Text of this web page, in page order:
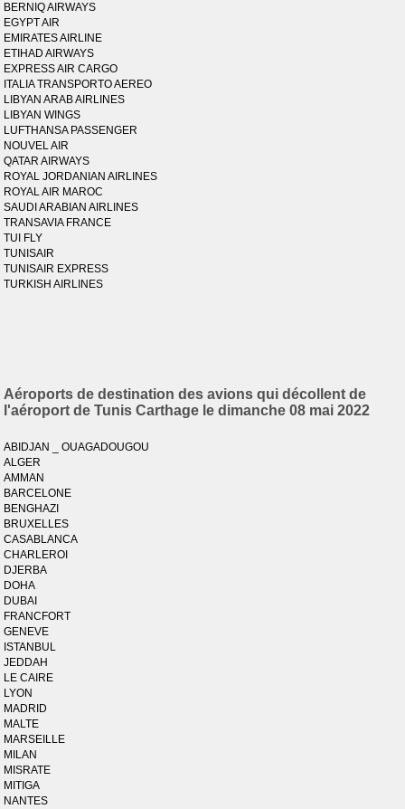
BERNIQ AIRWAYS
EGYPT AIR
EMIRATES AIRLINE
ETIHAD AIRWAYS
EXPRESS AIR CARGO
ITALIA TRANSPORTO AEREO
LIBYAN ARAB AIRLINES
LIBYAN WINGS
LUFTHANSA PASSENGER
NOUVEL AIR
QATAR AIRWAYS
ROYAL JORDANIAN AIRLINES
ROYAL AIR MAROC
SAUDI ARABIAN AIRLINES
TRANSAVIA FRANCE
TUI FLY
TUNISAIR
TUNISAIR EXPRESS
TURKISH AIRLINES
Aéroports de destination des avions qui décollent de
l'aéroport de Tunis Carthage le dimanche 08 mai 2022
ABIDJAN _ OUAGADOUGOU
ALGER
AMMAN
BARCELONE
BENGHAZI
BRUXELLES
CASABLANCA
CHARLEROI
DJERBA
DOHA
DUBAI
FRANCFORT
GENEVE
ISTANBUL
JEDDAH
LE CAIRE
LYON
MADRID
MALTE
MARSEILLE
MILAN
MISRATE
MITIGA
NANTES